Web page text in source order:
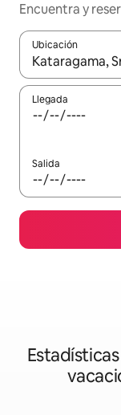
Encuentra y
Ubicación
Cuando los
Llegada
Salida